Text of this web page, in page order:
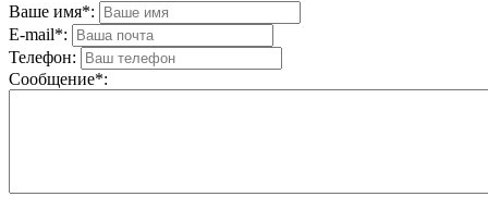
Ваше имя*:
E-mail*:
Телефон:
Cообщениe*: